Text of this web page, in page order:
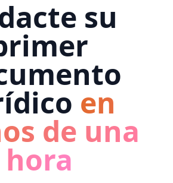
su
en
de una
hora